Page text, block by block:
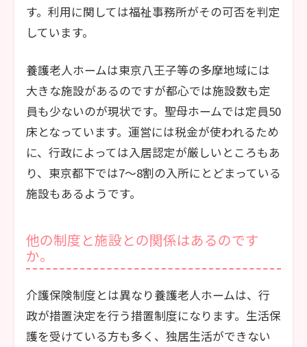
す。利用に関しては福祉事務所がその可否を判定
しています。
養護老人ホームは東京八王子等の多摩地域には
大きな施設があるのですが都心では施設数も定
員も少ないのが現状です。聖母ホームでは定員50
床となっています。運営には税金が使われるため
に、行政によっては入居認定が厳しいところもあ
り、東京都下では7～8割の入所にとどまっている
施設もあるようです。
他の制度と施設との関係はあるのです
か。
介護保険制度とは異なり養護老人ホームは、行
政が措置決定を行う措置制度になります。生活保
護を受けている方も多く、独居生活ができない